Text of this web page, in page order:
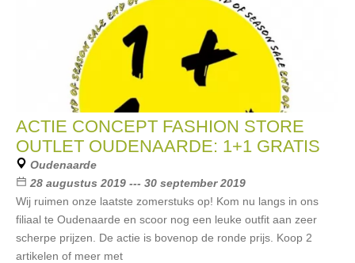
ACTIE CONCEPT FASHION STORE
OUTLET OUDENAARDE: 1+1 GRATIS
Oudenaarde
28 augustus 2019 --- 30 september 2019
Wij ruimen onze laatste zomerstuks op! Kom nu langs in ons
filiaal te Oudenaarde en scoor nog een leuke outfit aan zeer
scherpe prijzen. De actie is bovenop de ronde prijs. Koop 2
artikelen of meer met